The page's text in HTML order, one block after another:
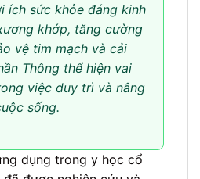
ích sức khỏe đáng kinh
khớp, tăng cường
vệ tim mạch và cải
Thông thể hiện vai
việc duy trì và nâng
sống.
dụng trong y học cổ